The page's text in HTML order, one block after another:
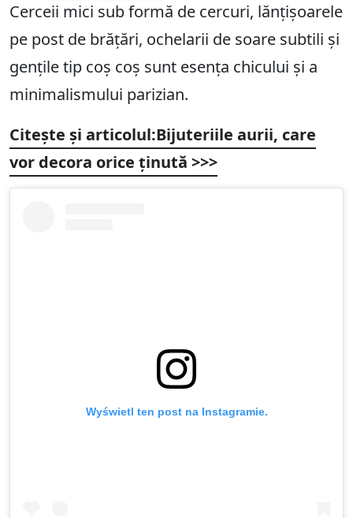
Cerceii mici sub formă de cercuri, lănțișoarele
pe post de brățări, ochelarii de soare subtili și
gențile tip coș coș sunt esența chicului și a
minimalismului parizian.
Citește și articolul:Bijuteriile aurii, care
vor decora orice ținută >>>
Wyświetl ten post na Instagramie.